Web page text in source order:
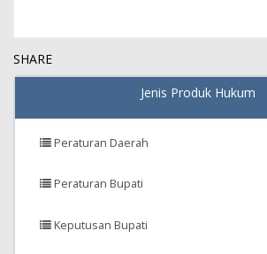
SHARE
Jenis Produk Hukum
Peraturan Daerah
Peraturan Bupati
Keputusan Bupati